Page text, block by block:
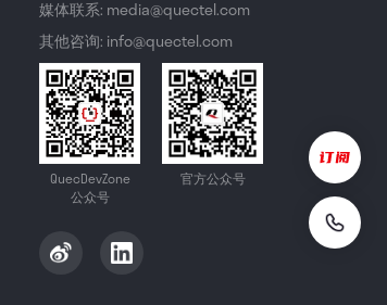
媒体联系: media@quectel.com
其他咨询: info@quectel.com
QuecDevZone
公众号
官方公众号